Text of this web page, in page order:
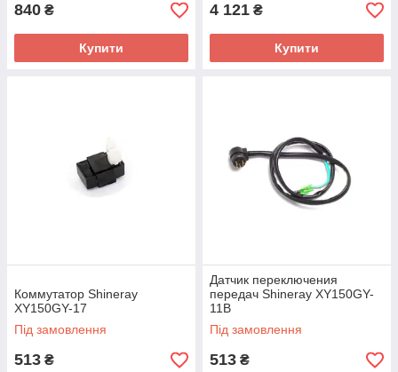
840 ₴
Купити
4 121 ₴
Купити
Коммутатор Shineray
XY150GY-17
Під замовлення
513 ₴
Датчик переключения
передач Shineray XY150GY-
11B
Під замовлення
513 ₴